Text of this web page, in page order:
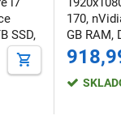
SSD,
170,
GB RAM,